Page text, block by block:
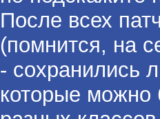
После всех
(помнится, на
- сохранились
которые